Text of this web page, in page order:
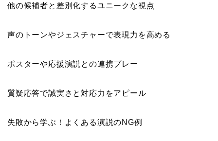
他の候補者と差別化するユニークな視点
声のトーンやジェスチャーで表現力を高める
ポスターや応援演説との連携プレー
質疑応答で誠実さと対応力をアピール
失敗から学ぶ！よくある演説のNG例